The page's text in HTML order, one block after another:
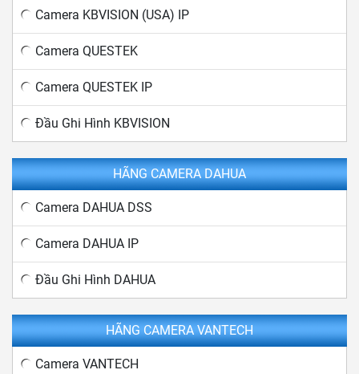
Camera KBVISION (USA) IP
Camera QUESTEK
Camera QUESTEK IP
Đầu Ghi Hình KBVISION
HÃNG CAMERA DAHUA
Camera DAHUA DSS
Camera DAHUA IP
Đầu Ghi Hình DAHUA
HÃNG CAMERA VANTECH
Camera VANTECH